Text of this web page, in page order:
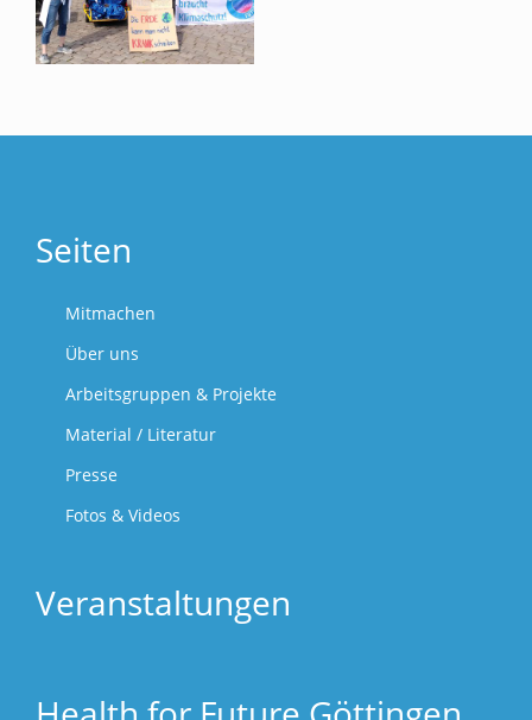
Seiten
Mitmachen
Über uns
Arbeitsgruppen & Projekte
Material / Literatur
Presse
Fotos & Videos
Veranstaltungen